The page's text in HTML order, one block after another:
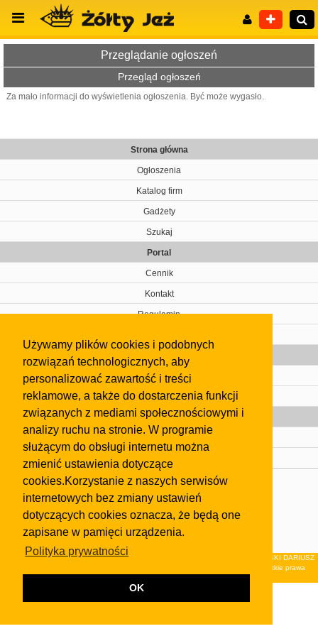
Używamy plików cookies i podobnych
rozwiązań technologicznych, aby
personalizować zawartość i treści
reklamowe, a także do dostarczenia funkcji
związanych z mediami społecznościowymi i
analizy ruchu na stronie. W programie
służącym do obsługi internetu można
zmienić ustawienia dotyczące
cookies.Korzystanie z naszych serwisów
internetowych bez zmiany ustawień
dotyczących cookies oznacza, że będą one
zapisane w pamięci urządzenia.
Polityka prywatności
OK
Przeglądanie ogłoszeń
Przegląd ogłoszeń
Za mało informacji do wyświetlenia ogłoszenia. Być może wygasło.
Strona główna
Ogłoszenia
Katalog firm
Gadżety
Szukaj
Portal
Cennik
Kontakt
Regulamin
Gazeta
Olkusz
Kontakt
Strefa dla biznesu
Biura nieruchomości
Dealerzy i autokomisy
Skontaktuj się z nami
regulaminuiPolityki Prywatności.
Klauzula FB
© 2026Wydawnictwo NEON sp. z o.o. (dawniej: FIRMA NEON MAREK KLUCZEWSKI DARIUSZ
KRAWCZYK s.c.) z siedzibą w Olkuszu, ul.Żuradzka 15, 32-300 Olkusz . Wszystkie prawa